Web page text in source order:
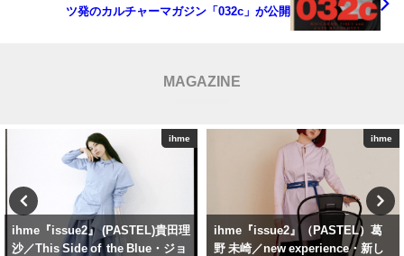
ツ発のカルチャーマガジン「032c」が公開
MAGAZINE
ihme
ihme『issue2』（PASTEL）葛
野 未崎／new experience・新し
ihme
ihme issue0 — Scene2：真っ青
な空の下、青山で